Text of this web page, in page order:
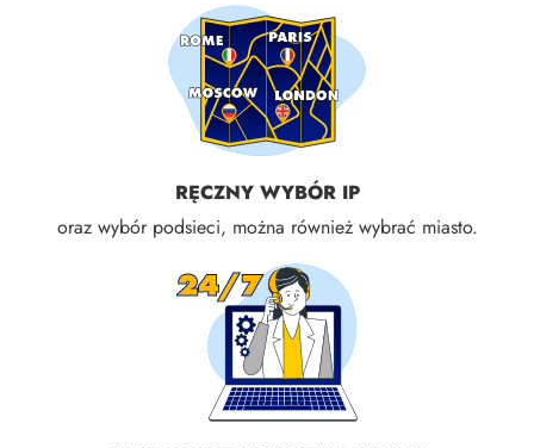
RĘCZNY WYBÓR IP
oraz wybór podsieci, można również wybrać miasto.